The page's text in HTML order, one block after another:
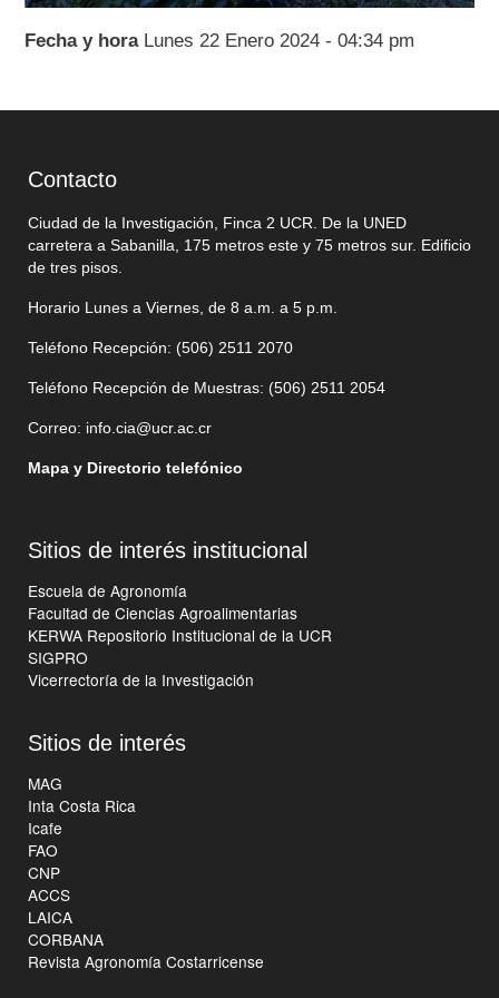
Fecha y hora Lunes 22 Enero 2024 - 04:34 pm
Contacto
Ciudad de la Investigación, Finca 2 UCR. De la UNED
carretera a Sabanilla, 175 metros este y 75 metros sur. Edificio
de tres pisos.
Horario Lunes a Viernes, de 8 a.m. a 5 p.m.
Teléfono Recepción: (506) 2511 2070
Teléfono Recepción de Muestras: (506) 2511 2054
Correo: info.cia@ucr.ac.cr
Mapa y Directorio telefónico
Sitios de interés institucional
Escuela de Agronomía
Facultad de Ciencias Agroalimentarias
KERWA Repositorio Institucional de la UCR
SIGPRO
Vicerrectoría de la Investigación
Sitios de interés
MAG
Inta Costa Rica
Icafe
FAO
CNP
ACCS
LAICA
CORBANA
Revista Agronomía Costarricense